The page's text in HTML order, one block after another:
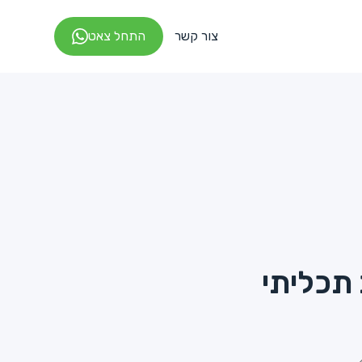
צור קשר התחל צאט
תכליתי